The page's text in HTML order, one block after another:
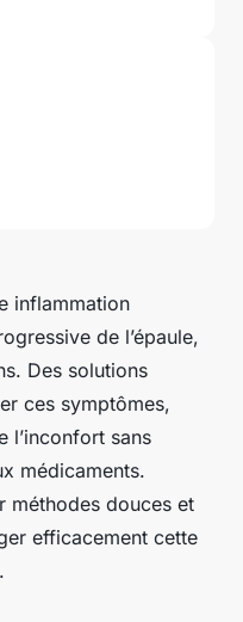
inflammation
de l’épaule,
Des solutions
ces symptômes,
l’inconfort sans
médicaments.
méthodes douces et
efficacement cette